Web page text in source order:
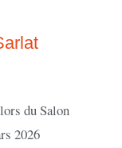
du Salon
2026